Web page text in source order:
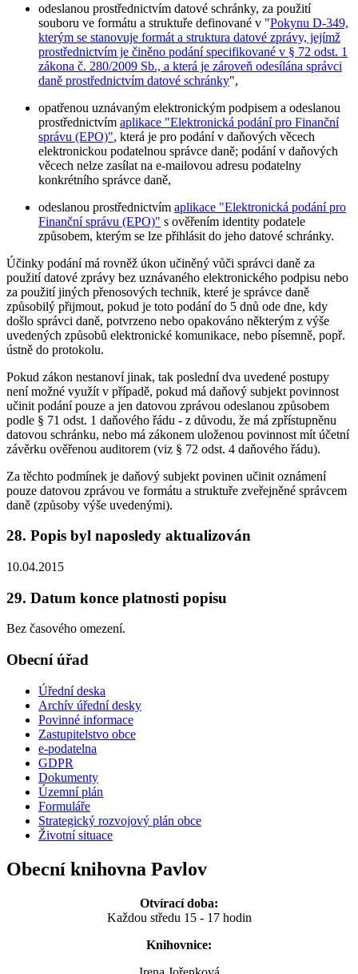
odeslanou prostřednictvím datové schránky, za použití
souboru ve formátu a struktuře definované v "Pokynu D-349,
kterým se stanovuje formát a struktura datové zprávy, jejímž
prostřednictvím je činěno podání specifikované v § 72 odst. 1
zákona č. 280/2009 Sb., a která je zároveň odesílána správci
daně prostřednictvím datové schránky",
opatřenou uznávaným elektronickým podpisem a odeslanou
prostřednictvím aplikace "Elektronická podání pro Finanční
správu (EPO)", která je pro podání v daňových věcech
elektronickou podatelnou správce daně; podání v daňových
věcech nelze zasílat na e-mailovou adresu podatelny
konkrétního správce daně,
odeslanou prostřednictvím aplikace "Elektronická podání pro
Finanční správu (EPO)" s ověřením identity podatele
způsobem, kterým se lze přihlásit do jeho datové schránky.
Účinky podání má rovněž úkon učiněný vůči správci daně za
použití datové zprávy bez uznávaného elektronického podpisu nebo
za použití jiných přenosových technik, které je správce daně
způsobilý přijmout, pokud je toto podání do 5 dnů ode dne, kdy
došlo správci daně, potvrzeno nebo opakováno některým z výše
uvedených způsobů elektronické komunikace, nebo písemně, popř.
ústně do protokolu.
Pokud zákon nestanoví jinak, tak poslední dva uvedené postupy
není možné využít v případě, pokud má daňový subjekt povinnost
učinit podání pouze a jen datovou zprávou odeslanou způsobem
podle § 71 odst. 1 daňového řádu - z důvodu, že má zpřístupněnu
datovou schránku, nebo má zákonem uloženou povinnost mít účetní
závěrku ověřenou auditorem (viz § 72 odst. 4 daňového řádu).
Za těchto podmínek je daňový subjekt povinen učinit oznámení
pouze datovou zprávou ve formátu a struktuře zveřejněné správcem
daně (způsoby výše uvedenými).
28. Popis byl naposledy aktualizován
10.04.2015
29. Datum konce platnosti popisu
Bez časového omezení.
Obecní úřad
Úřední deska
Archív úřední desky
Povinné informace
Zastupitelstvo obce
e-podatelna
GDPR
Dokumenty
Územní plán
Formuláře
Strategický rozvojový plán obce
Životní situace
Obecní knihovna Pavlov
Otvírací doba:
Každou středu 15 - 17 hodin
Knihovnice: